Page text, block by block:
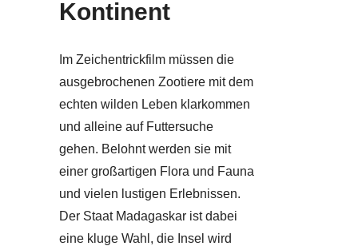
Kontinent
Im Zeichentrickfilm müssen die
ausgebrochenen Zootiere mit dem
echten wilden Leben klarkommen
und alleine auf Futtersuche
gehen. Belohnt werden sie mit
einer großartigen Flora und Fauna
und vielen lustigen Erlebnissen.
Der Staat Madagaskar ist dabei
eine kluge Wahl, die Insel wird